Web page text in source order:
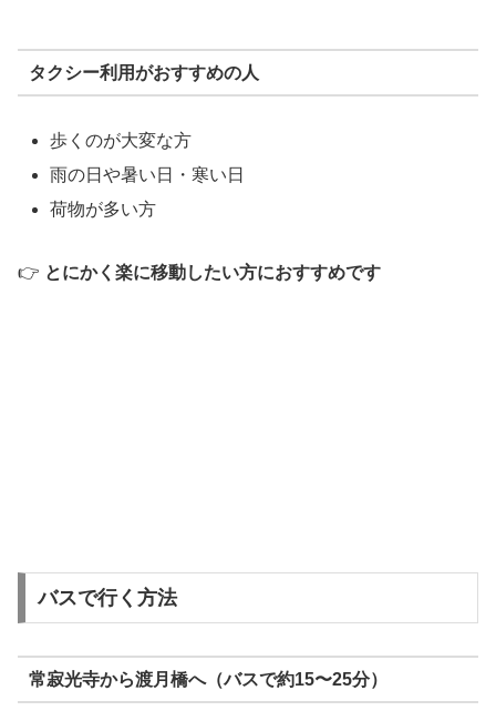
タクシー利用がおすすめの人
歩くのが大変な方
雨の日や暑い日・寒い日
荷物が多い方
👉 とにかく楽に移動したい方におすすめです
バスで行く方法
常寂光寺から渡月橋へ（バスで約15〜25分）